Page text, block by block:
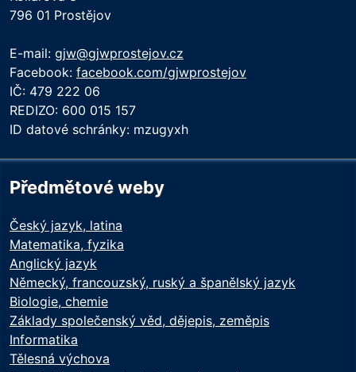
796 01 Prostějov
E-mail: gjw@gjwprostejov.cz
Facebook: facebook.com/gjwprostejov
IČ: 479 222 06
REDIZO: 600 015 157
ID datové schránky: mzugyxh
Předmětové weby
Český jazyk, latina
Matematika, fyzika
Anglický jazyk
Německý, francouzský, ruský a španělský jazyk
Biologie, chemie
Základy společenský věd, dějepis, zeměpis
Informatika
Tělesná výchova